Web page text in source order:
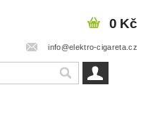
info@elektro-cigareta.cz
0 Kč